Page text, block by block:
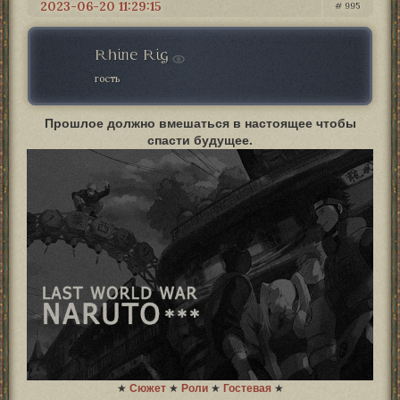
995
2023-06-20 11:29:15
Rhine Rig
гость
Прошлое должно вмешаться в настоящее чтобы
спасти будущее.
★ Сюжет★ Роли★ Гостевая★